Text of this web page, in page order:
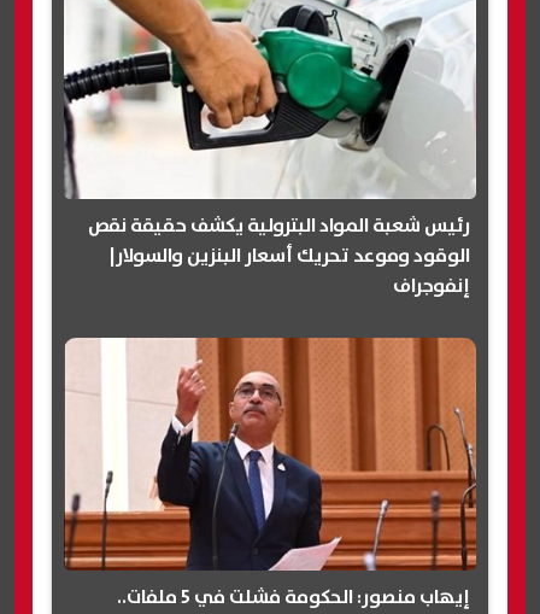
رئيس شعبة المواد البترولية يكشف حقيقة نقص
الوقود وموعد تحريك أسعار البنزين والسولار|
إنفوجراف
إيهاب منصور: الحكومة فشلت في 5 ملفات..